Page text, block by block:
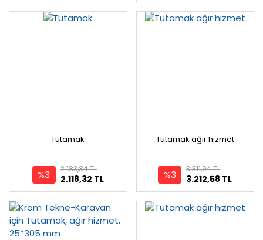
Tutamak
%3 2.118,32 TL
2.183,84 TL
Tutamak ağır hizmet
%3 3.212,58 TL
3.311,94 TL